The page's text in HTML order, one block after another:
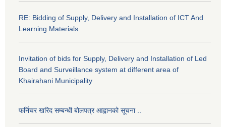
RE: Bidding of Supply, Delivery and Installation of ICT And
Learning Materials
Invitation of bids for Supply, Delivery and Installation of Led
Board and Surveillance system at different area of
Khairahani Municipality
फर्निचर खरिद सम्बन्धी बोलपत्र आह्वानको सूचना ..